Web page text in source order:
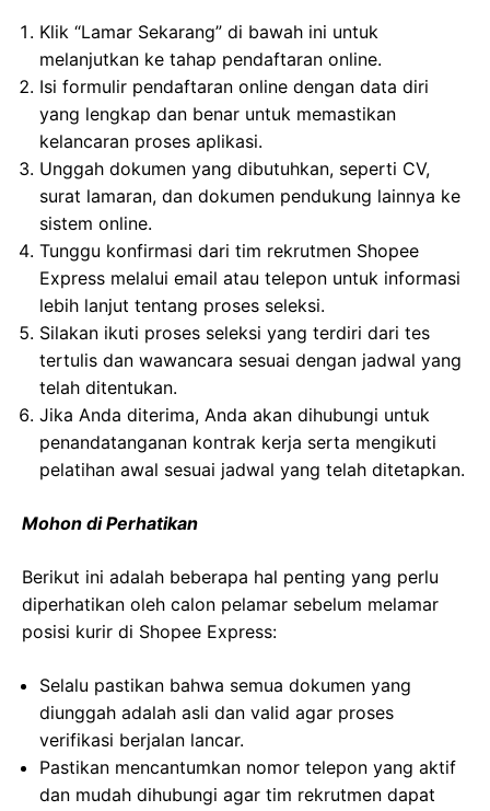
Klik “Lamar Sekarang” di bawah ini untuk
melanjutkan ke tahap pendaftaran online.
Isi formulir pendaftaran online dengan data diri
yang lengkap dan benar untuk memastikan
kelancaran proses aplikasi.
Unggah dokumen yang dibutuhkan, seperti CV,
surat lamaran, dan dokumen pendukung lainnya ke
sistem online.
Tunggu konfirmasi dari tim rekrutmen Shopee
Express melalui email atau telepon untuk informasi
lebih lanjut tentang proses seleksi.
Silakan ikuti proses seleksi yang terdiri dari tes
tertulis dan wawancara sesuai dengan jadwal yang
telah ditentukan.
Jika Anda diterima, Anda akan dihubungi untuk
penandatanganan kontrak kerja serta mengikuti
pelatihan awal sesuai jadwal yang telah ditetapkan.
Mohon di Perhatikan
Berikut ini adalah beberapa hal penting yang perlu
diperhatikan oleh calon pelamar sebelum melamar
posisi kurir di Shopee Express:
Selalu pastikan bahwa semua dokumen yang
diunggah adalah asli dan valid agar proses
verifikasi berjalan lancar.
Pastikan mencantumkan nomor telepon yang aktif
dan mudah dihubungi agar tim rekrutmen dapat